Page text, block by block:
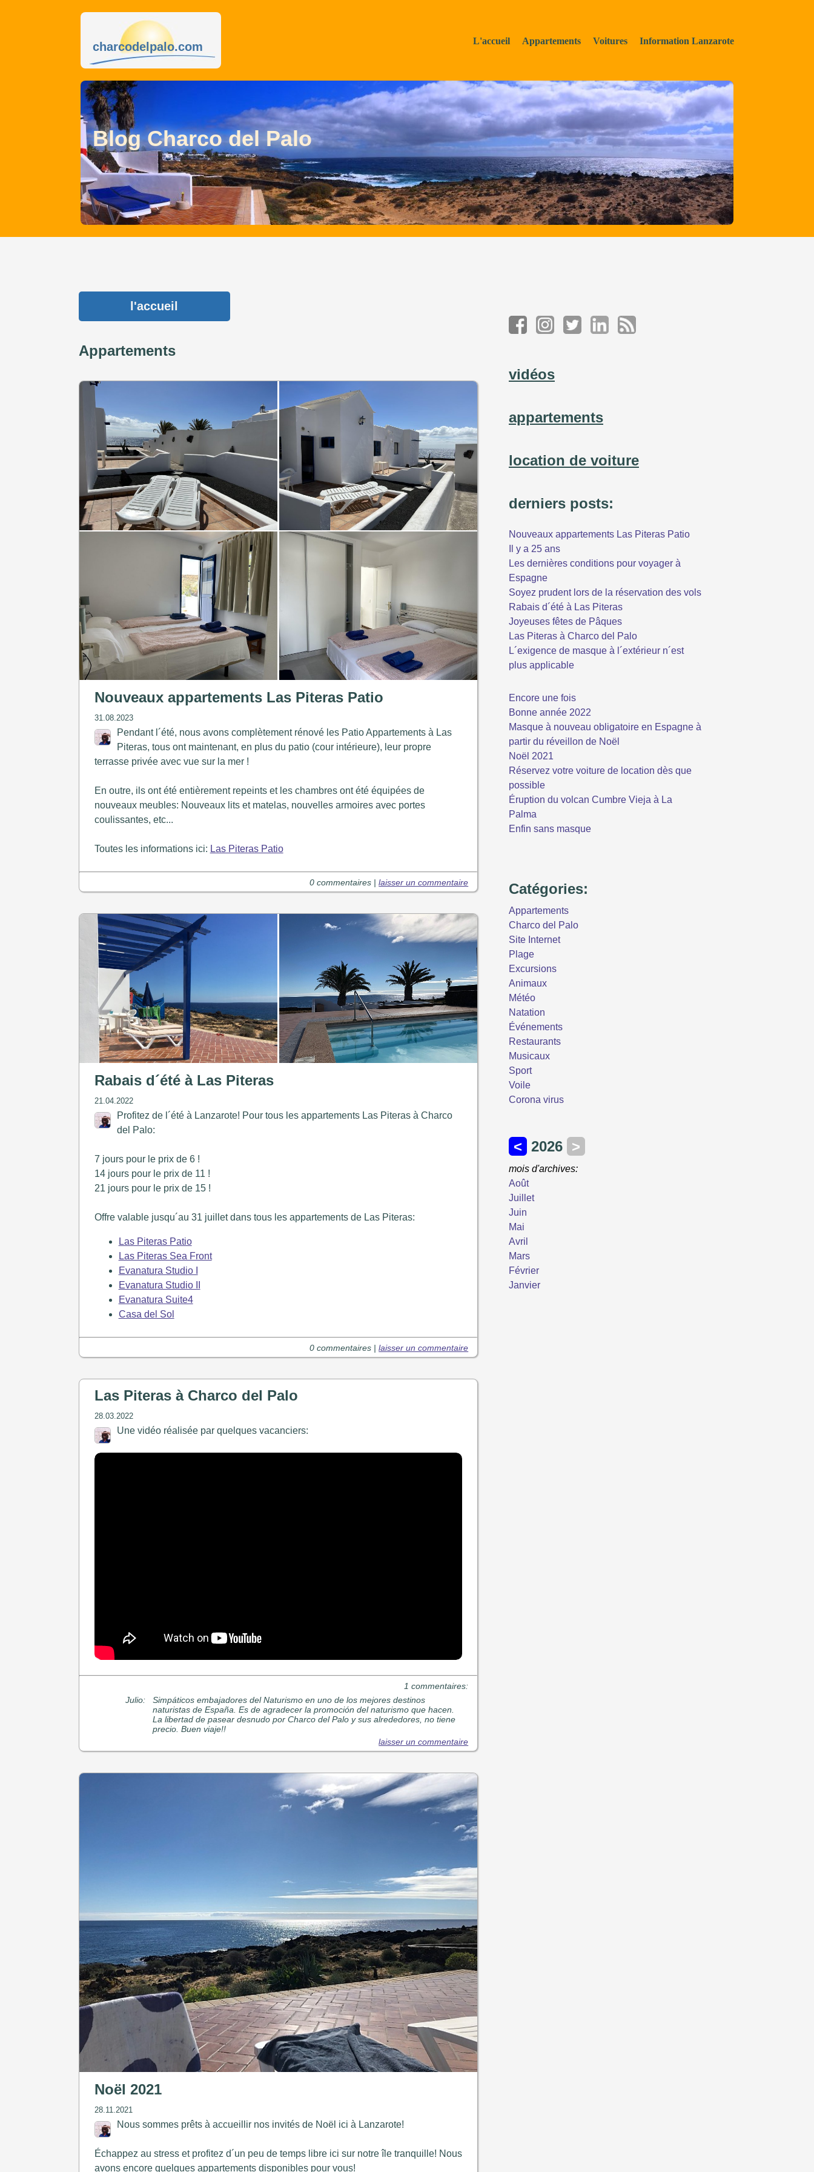
L'accueil Appartements Voitures Information Lanzarote
charcodelpalo.com
Blog Charco del Palo
l'accueil
Appartements
Nouveaux appartements Las Piteras Patio
31.08.2023
Pendant l´été, nous avons complètement rénové les Patio Appartements à Las
Piteras, tous ont maintenant, en plus du patio (cour intérieure), leur propre
terrasse privée avec vue sur la mer !
En outre, ils ont été entièrement repeints et les chambres ont été équipées de
nouveaux meubles: Nouveaux lits et matelas, nouvelles armoires avec portes
coulissantes, etc...
Toutes les informations ici: Las Piteras Patio
0 commentaires |laisser un commentaire
Rabais d´été à Las Piteras
21.04.2022
Profitez de l´été à Lanzarote! Pour tous les appartements Las Piteras à Charco
del Palo:
7 jours pour le prix de 6 !
14 jours pour le prix de 11 !
21 jours pour le prix de 15 !
Offre valable jusqu´au 31 juillet dans tous les appartements de Las Piteras:
Las Piteras Patio
Las Piteras Sea Front
Evanatura Studio I
Evanatura Studio II
Evanatura Suite4
Casa del Sol
0 commentaires |laisser un commentaire
Las Piteras à Charco del Palo
28.03.2022
Une vidéo réalisée par quelques vacanciers:
1 commentaires:
Julio:
Simpáticos embajadores del Naturismo en uno de los mejores destinos
naturistas de España. Es de agradecer la promoción del naturismo que hacen.
La libertad de pasear desnudo por Charco del Palo y sus alrededores, no tiene
precio. Buen viaje!!
laisser un commentaire
Noël 2021
28.11.2021
Nous sommes prêts à accueillir nos invités de Noël ici à Lanzarote!
Échappez au stress et profitez d´un peu de temps libre ici sur notre île tranquille! Nous
avons encore quelques appartements disponibles pour vous!
vidéos
appartements
location de voiture
derniers posts:
Nouveaux appartements Las Piteras Patio
Il y a 25 ans
Les dernières conditions pour voyager à
Espagne
Soyez prudent lors de la réservation des vols
Rabais d´été à Las Piteras
Joyeuses fêtes de Pâques
Las Piteras à Charco del Palo
L´exigence de masque à l´extérieur n´est
plus applicable
Encore une fois
Bonne année 2022
Masque à nouveau obligatoire en Espagne à
partir du réveillon de Noël
Noël 2021
Réservez votre voiture de location dès que
possible
Éruption du volcan Cumbre Vieja à La
Palma
Enfin sans masque
Catégories:
Appartements
Charco del Palo
Site Internet
Plage
Excursions
Animaux
Météo
Natation
Événements
Restaurants
Musicaux
Sport
Voile
Corona virus